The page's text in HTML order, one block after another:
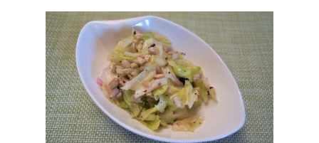
妊婦健診
お産について
親と子の結びつき支援